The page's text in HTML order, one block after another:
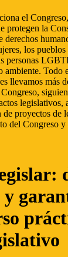
el
protegen la
derechos
los pueblos
personas
ambiente. Todo
llevamos más
legislativos,
de proyectos de
del Congreso y
y